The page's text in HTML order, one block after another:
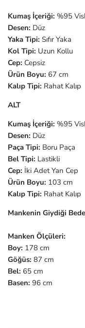
Kumaş İçeriği: %95
Desen: Düz
Yaka Tipi: Sıfır Yaka
Kol Tipi: Uzun Kollu
Cep: Cepsiz
Ürün Boyu: 67 cm
Kalıp Tipi: Rahat Kalıp
ALT
Kumaş İçeriği: %95
Desen: Düz
Paça Tipi: Boru Paça
Bel Tipi: Lastikli
Cep: İki Adet Yan Cep
Ürün Boyu: 103 cm
Kalıp Tipi: Rahat Kalıp
Mankenin Giydiği
Manken Ölçüleri:
Boy: 178 cm
Göğüs: 87 cm
Bel: 65 cm
Basen: 96 cm